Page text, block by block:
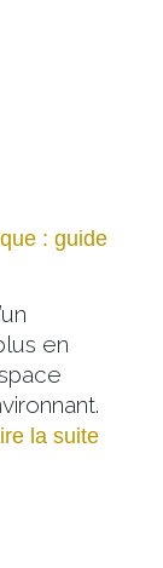
: guide
en
la suite